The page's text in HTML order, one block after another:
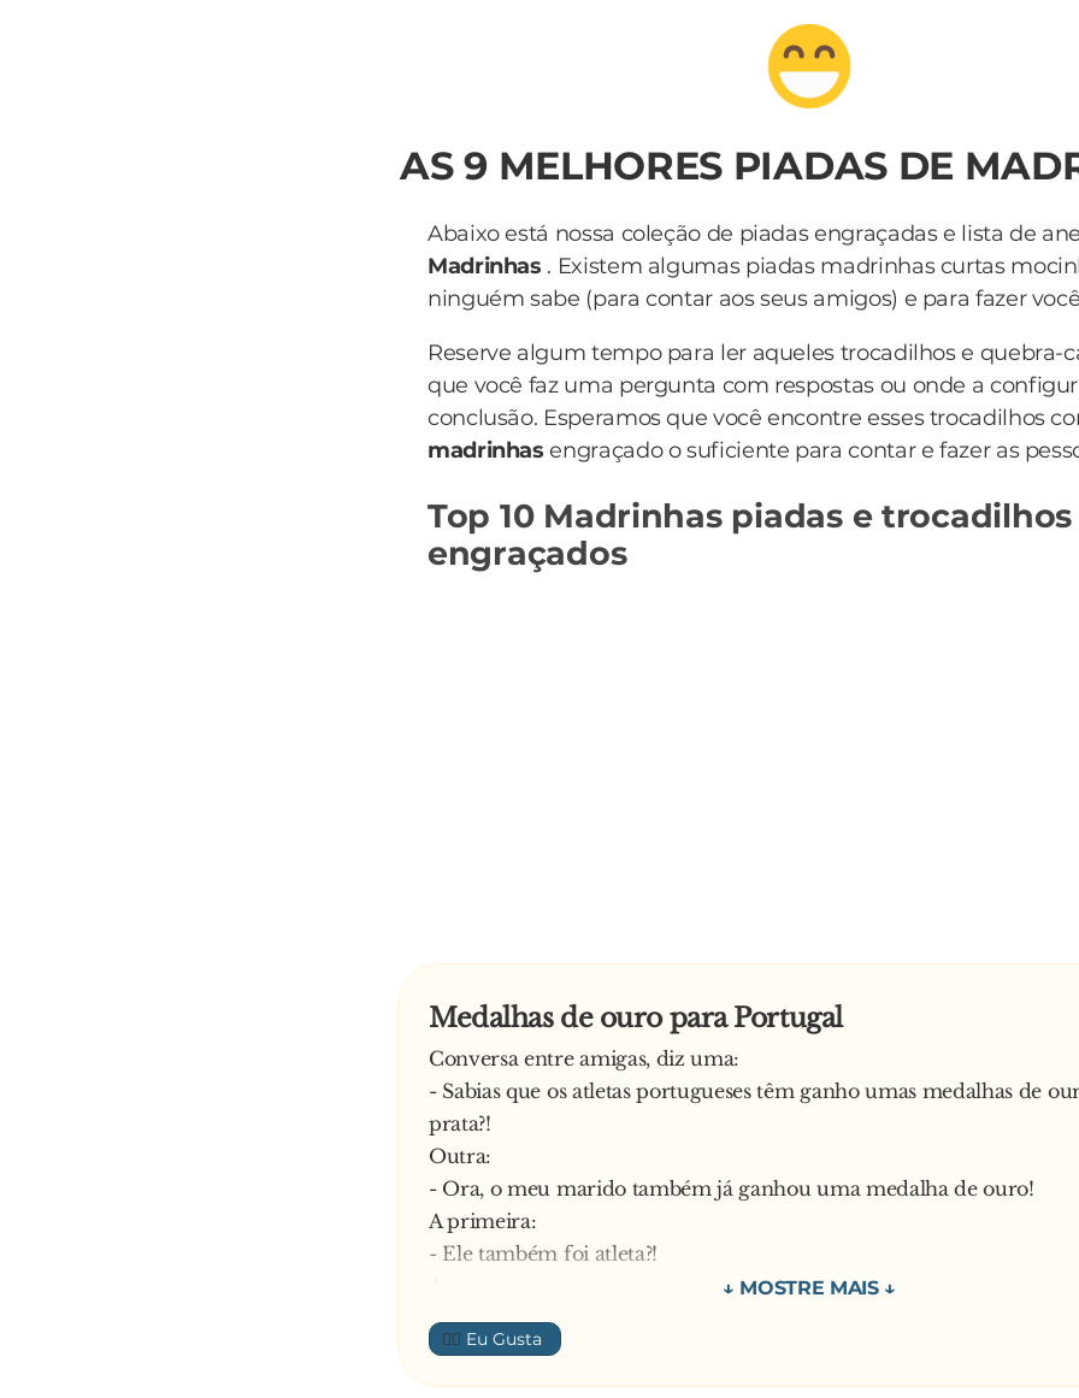
AS 9 MELHORES PIADAS DE
Abaixo está nossa coleção de piadas engraçadas e lista de
Madrinhas . Existem algumas piadas madrinhas curtas
ninguém sabe (para contar aos seus amigos) e para fazer
Reserve algum tempo para ler aqueles trocadilhos e quebra-
que você faz uma pergunta com respostas ou onde a
conclusão. Esperamos que você encontre esses trocadilhos
madrinhasengraçado o suficiente para contar e fazer as
Top 10 Madrinhas piadas e
engraçados
Medalhas de ouro para Portugal
Conversa entre amigas, diz uma:
- Sabias que os atletas portugueses têm ganho umas medalhas de
prata?!
Outra:
- Ora, o meu marido também já ganhou uma medalha de ouro!
A primeira:
- Ele também foi atleta?!
- Não, filha! Foi a madrinha dele que lha deu pelo baptizado
—👍🏼